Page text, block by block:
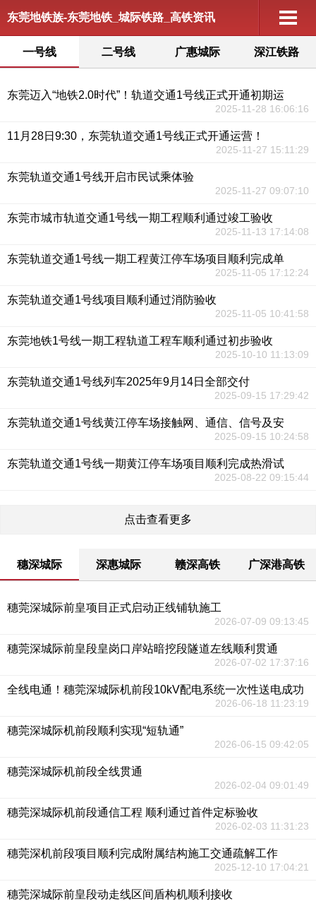
东莞地铁族-东莞地铁_城际铁路_高铁资讯
一号线 二号线 广惠城际 深江铁路
东莞迈入“地铁2.0时代”！轨道交通1号线正式开通初期运
2025-11-28 16:06:16
11月28日9:30，东莞轨道交通1号线正式开通运营！
2025-11-27 15:11:29
东莞轨道交通1号线开启市民试乘体验
2025-11-27 09:07:10
东莞市城市轨道交通1号线一期工程顺利通过竣工验收
2025-11-13 17:14:08
东莞轨道交通1号线一期工程黄江停车场项目顺利完成单
2025-11-05 17:12:24
东莞轨道交通1号线项目顺利通过消防验收
2025-11-05 10:41:58
东莞地铁1号线一期工程轨道工程车顺利通过初步验收
2025-10-10 11:13:09
东莞轨道交通1号线列车2025年9月14日全部交付
2025-09-15 17:29:42
东莞轨道交通1号线黄江停车场接触网、通信、信号及安
2025-09-15 10:24:58
东莞轨道交通1号线一期黄江停车场项目顺利完成热滑试
2025-08-22 09:15:44
点击查看更多
穗深城际 深惠城际 赣深高铁 广深港高铁
穗莞深城际前皇项目正式启动正线铺轨施工
2026-07-09 09:13:45
穗莞深城际前皇段皇岗口岸站暗挖段隧道左线顺利贯通
2026-07-02 17:37:16
全线电通！穗莞深城际机前段10kV配电系统一次性送电成功
2026-06-18 11:23:19
穗莞深城际机前段顺利实现“短轨通”
2026-06-15 09:42:05
穗莞深城际机前段全线贯通
2026-02-04 09:01:49
穗莞深城际机前段通信工程 顺利通过首件定标验收
2026-02-03 11:31:23
穗莞深机前段项目顺利完成附属结构施工交通疏解工作
2025-12-10 17:04:21
穗莞深城际前皇段动走线区间盾构机顺利接收